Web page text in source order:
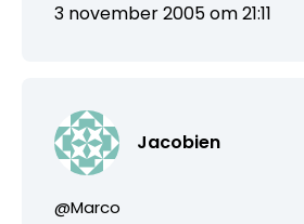
3 november 2005 om 21:11
Jacobien
@Marco